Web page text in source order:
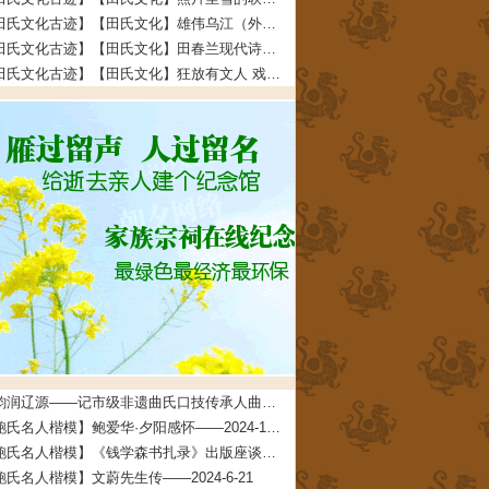
【田氏文化古迹】【田氏文化】雄伟乌江（外五首） 文/田福宏——2023-12-5
【田氏文化古迹】【田氏文化】田春兰现代诗四首 文/田春兰——2023-11-30
【田氏文化古迹】【田氏文化】狂放有文人 戏说多潦倒 文/田先奇——2023-11-24
曲韵润辽源——记市级非遗曲氏口技传承人曲道德——2026-4-24
【鲍氏名人楷模】鲍爱华·夕阳感怀——2024-10-24
【鲍氏名人楷模】《钱学森书扎录》出版座谈会上 鲍世行教授的发言摘要——2024-6-21
氏名人楷模】文蔚先生传——2024-6-21